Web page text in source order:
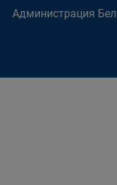
Администрация